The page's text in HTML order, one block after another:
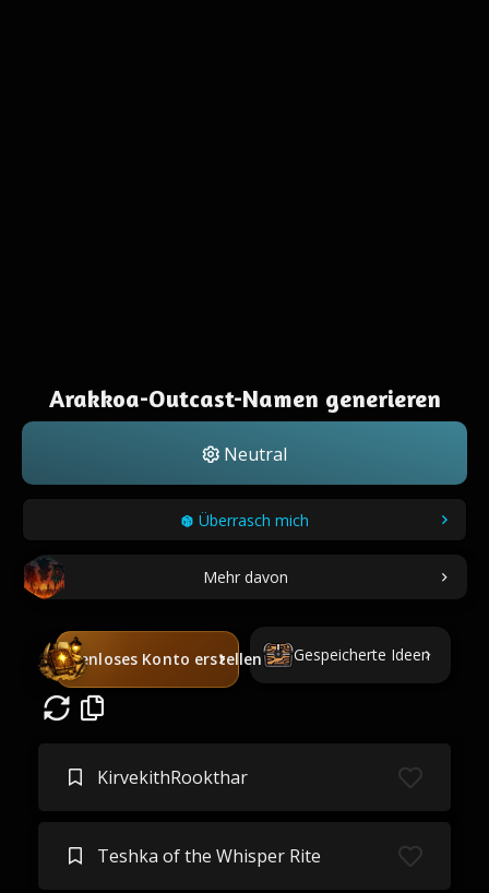
Arakkoa-Outcast-Namen generieren
Neutral
Überrasch mich
Mehr davon
Kostenloses Konto erstellen Gespeicherte Ideen
KirvekithRookthar
Teshka of the Whisper Rite